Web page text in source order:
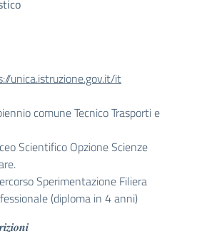
unica.istruzione.gov.it/it
comune Tecnico Trasporti e
Scientifico Opzione Scienze
Sperimentazione Filiera
(diploma in 4 anni)